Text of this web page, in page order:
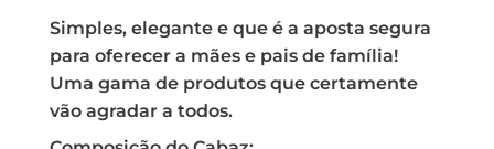
Simples, elegante e que é a aposta segura
para oferecer a mães e pais de família!
Uma gama de produtos que certamente
vão agradar a todos.